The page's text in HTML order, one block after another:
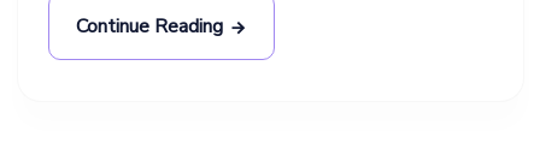
Continue Reading